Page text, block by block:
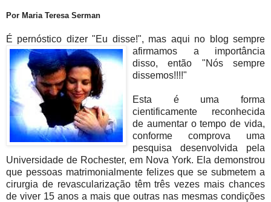
Por Maria Teresa Serman
É pernóstico dizer "Eu disse!", mas aqui no blog sempre
afirmamos a importância
disso, então "Nós sempre
dissemos!!!!"
Esta é uma forma
cientificamente reconhecida
de aumentar o tempo de vida,
conforme comprova uma
pesquisa desenvolvida pela
Universidade de Rochester, em Nova York. Ela demonstrou
que pessoas matrimonialmente felizes que se submetem a
cirurgia de revascularização têm três vezes mais chances
de viver 15 anos a mais que outras nas mesmas condições